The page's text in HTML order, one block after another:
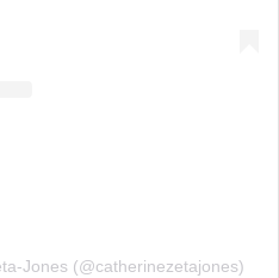
Jones (@catherinezetajones)